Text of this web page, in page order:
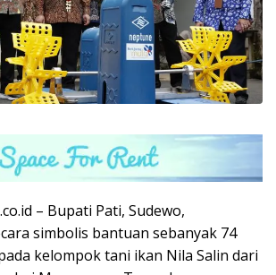
– Bupati Pati, Sudewo,
simbolis bantuan sebanyak 74
kelompok tani ikan Nila Salin dari